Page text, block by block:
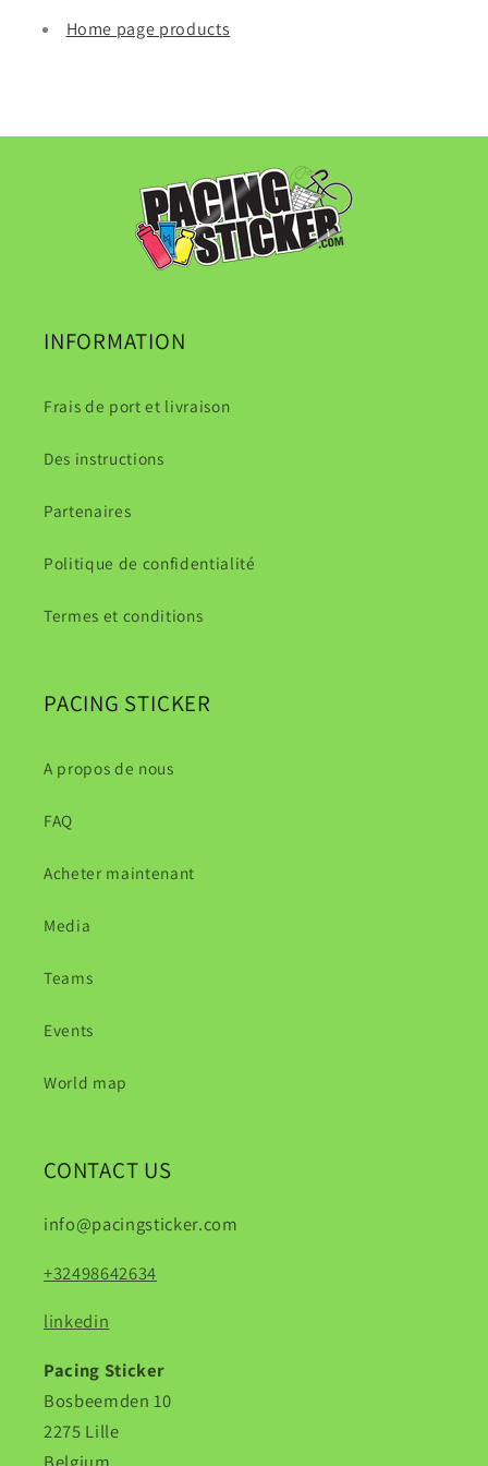
Home page products
INFORMATION
Frais de port et livraison
Des instructions
Partenaires
Politique de confidentialité
Termes et conditions
PACING STICKER
A propos de nous
FAQ
Acheter maintenant
Media
Teams
Events
World map
CONTACT US
info@pacingsticker.com
+32498642634
linkedin
Pacing Sticker
Bosbeemden 10
2275 Lille